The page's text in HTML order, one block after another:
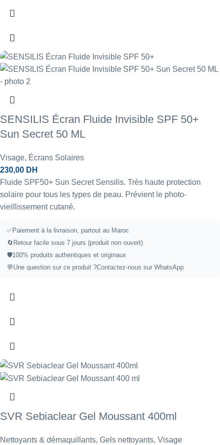
SENSILIS Écran Fluide Invisible SPF 50+
Sun Secret 50 ML
Visage, Écrans Solaires
230,00 DH
Fluide SPF50+ Sun Secret Sensilis. Très haute protection
solaire pour tous les types de peau. Prévient le photo-
vieillissement cutané.
✅Paiement à la livraison, partout au Maroc
🔄Retour facile sous 7 jours (produit non ouvert)
🛡️100% produits authentiques et originaux
💬Une question sur ce produit ?Contactez-nous sur WhatsApp
SVR Sebiaclear Gel Moussant 400ml
Nettoyants & démaquillants, Gels nettoyants, Visage